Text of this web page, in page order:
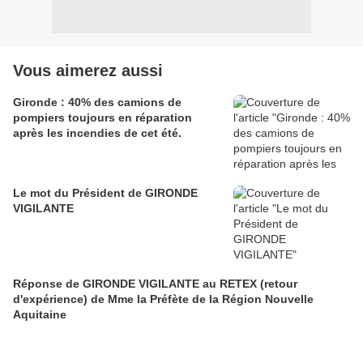
Vous aimerez aussi
Gironde : 40% des camions de
pompiers toujours en réparation
après les incendies de cet été.
Le mot du Président de GIRONDE
VIGILANTE
Réponse de GIRONDE VIGILANTE au RETEX (retour
d'expérience) de Mme la Préfète de la Région Nouvelle
Aquitaine